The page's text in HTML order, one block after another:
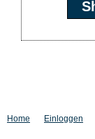
Home Einloggen